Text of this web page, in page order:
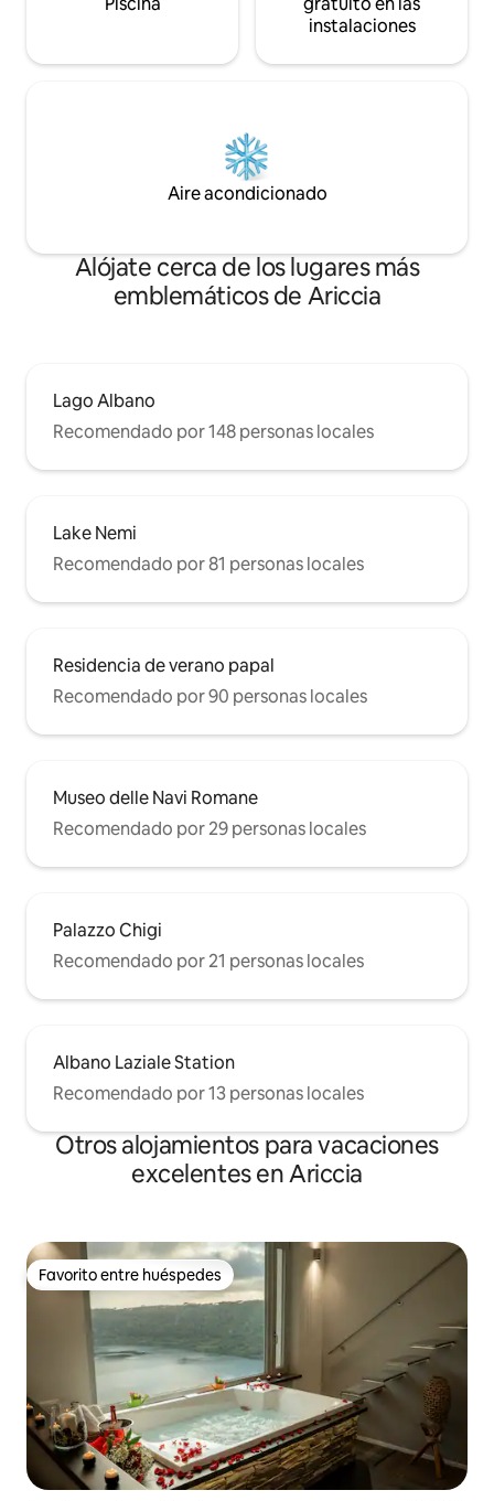
instalaciones
Aire acondicionado
Alójate cerca de los lugares más
emblemáticos de Ariccia
Lago Albano
Recomendado por 148 personas locales
Lake Nemi
Recomendado por 81 personas locales
Residencia de verano papal
Recomendado por 90 personas locales
Museo delle Navi Romane
Recomendado por 29 personas locales
Palazzo Chigi
Recomendado por 21 personas locales
Albano Laziale Station
Recomendado por 13 personas locales
Otros alojamientos para vacaciones
excelentes en Ariccia
Favorito entre huéspedes
Favorito entre huéspedes